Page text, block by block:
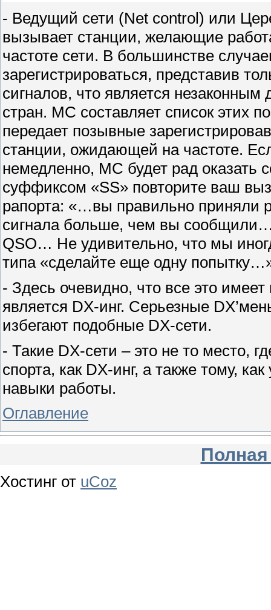
- Ведущий сети (Net control) или
вызывает станции, желающие
частоте сети. В большинстве
зарегистрироваться, представив
сигналов, что является
стран. MC составляет список этих
передает позывные
станции, ожидающей на частоте.
немедленно, MC будет рад оказать
суффиксом «SS» повторите ваш
рапорта: «…вы правильно приняли
сигнала больше, чем вы
QSO… Не удивительно, что мы
типа «сделайте еще одну
- Здесь очевидно, что все это
является DX-инг. Серьезные
избегают подобные DX-сети.
- Такие DX-сети – это не то место,
спорта, как DX-инг, а также тому,
навыки работы.
Оглавление
Полная
Хостинг от uCoz